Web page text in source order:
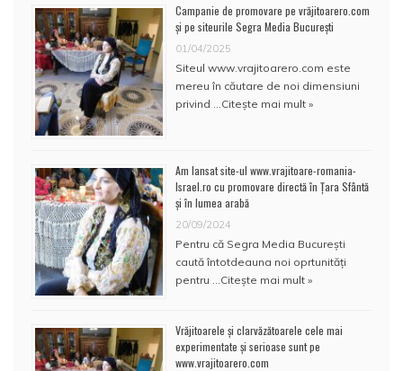
Campanie de promovare pe vrăjitoarero.com
și pe siteurile Segra Media București
01/04/2025
Siteul www.vrajitoarero.com este
mereu în căutare de noi dimensiuni
privind … Citește mai mult »
Am lansat site-ul www.vrajitoare-romania-
Israel.ro cu promovare directă în Țara Sfântă
și în lumea arabă
20/09/2024
Pentru că Segra Media București
caută întotdeauna noi oprtunități
pentru … Citește mai mult »
Vrăjitoarele și clarvăzătoarele cele mai
experimentate și serioase sunt pe
www.vrajitoarero.com